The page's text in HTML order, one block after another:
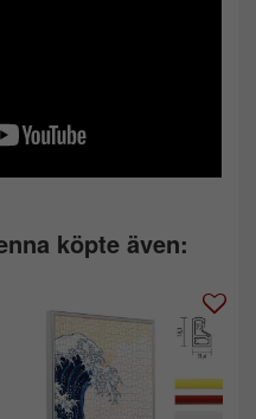
köpte även: